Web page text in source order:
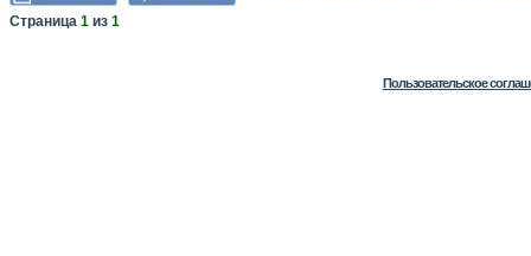
Страница 1 из 1
Пользовательское